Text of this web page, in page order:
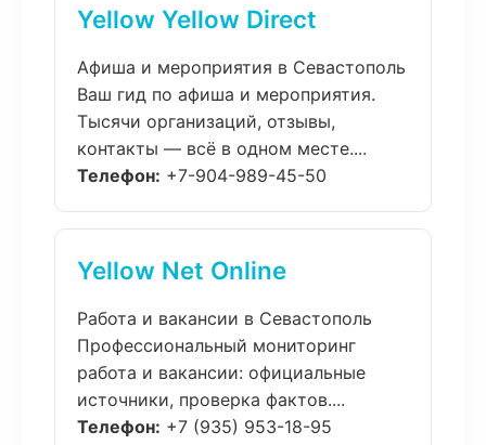
Yellow Yellow Direct
Афиша и мероприятия в Севастополь
Ваш гид по афиша и мероприятия.
Тысячи организаций, отзывы,
контакты — всё в одном месте....
Телефон: +7-904-989-45-50
Yellow Net Online
Работа и вакансии в Севастополь
Профессиональный мониторинг
работа и вакансии: официальные
источники, проверка фактов....
Телефон: +7 (935) 953-18-95